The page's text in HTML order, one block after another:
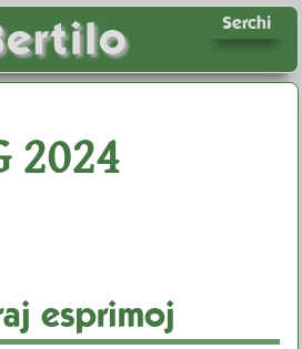
Serchi
2024
esprimoj